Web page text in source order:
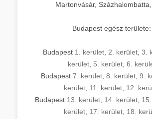
Martonvásár,
Budapest egész területe:
Budapest 1. kerület, 2. kerület, 3.
kerület, 5. kerület, 6.
Budapest 7. kerület, 8. kerület, 9.
kerület 11. kerület 12.
Budapest 13. kerület, 14. kerület,
kerület, 17. kerület, 18.